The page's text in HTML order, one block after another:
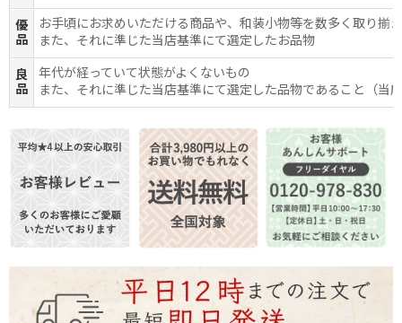
優
品
お手頃にお求めいただける商品や、和装小物等を数多く取り揃
また、それに準じた当店基準にて選定したお品物
良
品
年代が経っていて状態がよくないもの
また、それに準じた当店基準にて選定した品物であること（当